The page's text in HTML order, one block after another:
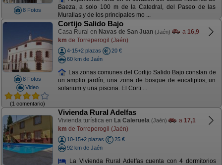
8 Fotos
Baeza, a solo 100 m de la Catedral, del Paseo de las
Murallas y de los principales mo ...
8 Fotos
Video
(1 comentario)
Cortijo Salido Bajo
Casa Rural en Navas de San Juan (Jaén) a 16,9
km de Torreperogil (Jaén)
4-15+2 plazas
20 €
60 km de Jaén
Las zonas comunes del Cortijo Salido Bajo constan de
un amplio jardín, una zona de bosque de eucaliptos, un
solarium y una piscina. El Corti ...
Vivienda Rural Adelfas
Vivienda turística en La Caleruela (Jaén) a 17,1
km de Torreperogil (Jaén)
10-15+2 plazas
25 €
92 km de Jaén
La Vivienda Rural Adelfas cuenta con 4 dormitorios